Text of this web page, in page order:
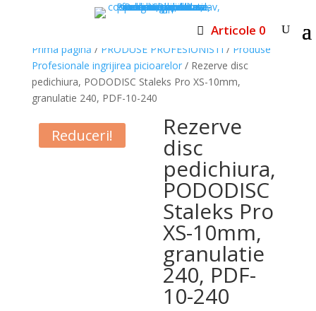
Articole 0
Prima pagină / PRODUSE PROFESIONISTI / Produse
Profesionale ingrijirea picioarelor/ Rezerve disc
pedichiura, PODODISC Staleks Pro XS-10mm,
granulatie 240, PDF-10-240
Reduceri! Rezerve
disc
pedichiura,
PODODISC
Staleks Pro
XS-10mm,
granulatie
240, PDF-
10-240